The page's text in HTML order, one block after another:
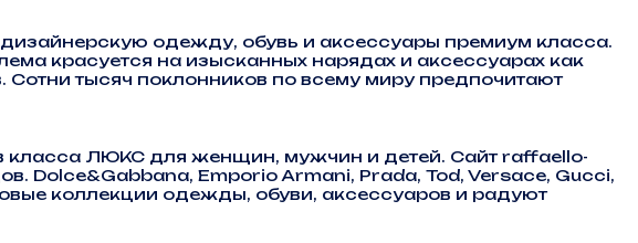
одежду, обувь и аксессуары премиум класса.
красуется на изысканных нарядах и аксессуарах как
Сотни тысяч поклонников по всему миру предпочитают
класса ЛЮКС для женщин, мужчин и детей. Сайт raffaello-
Dolce&Gabbana, Emporio Armani, Prada, Tod, Versace, Gucci,
коллекции одежды, обуви, аксессуаров и радуют